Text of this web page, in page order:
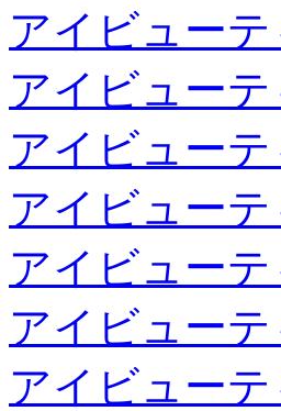
アイビュー
アイビュー
アイビュー
アイビュー
アイビュー
アイビュー
アイビュー